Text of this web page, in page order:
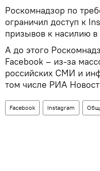
Роскомнадзор по
ограничил доступ к
призывов к насилию
А до этого
Facebook – из-за
российских СМИ и
том числе РИА
Facebook Instagram